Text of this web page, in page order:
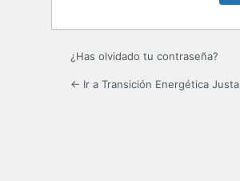
¿Has olvidado tu contraseña?
← Ir a Transición Energética Justa